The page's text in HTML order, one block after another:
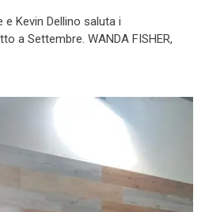
e Kevin Dellino saluta i
a Settembre. WANDA FISHER,